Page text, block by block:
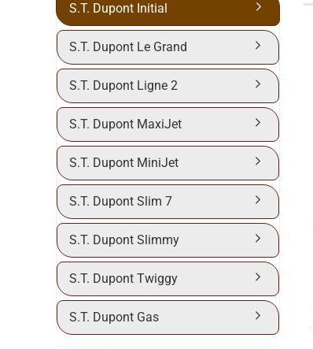
S.T. Dupont Initial
S.T. Dupont Le Grand
S.T. Dupont Ligne 2
S.T. Dupont MaxiJet
S.T. Dupont MiniJet
S.T. Dupont Slim 7
S.T. Dupont Slimmy
S.T. Dupont Twiggy
S.T. Dupont Gas